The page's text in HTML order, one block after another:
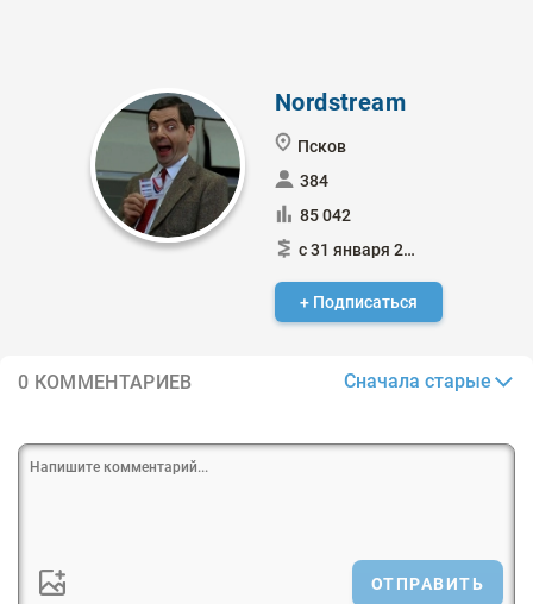
Nordstream
Псков
384
85 042
с 31 января 2015
+ Подписаться
0 КОММЕНТАРИЕВ Сначала старые
ОТПРАВИТЬ